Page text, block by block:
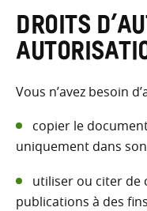
Droits
Vous n’avez besoin
copier le
uniquement dans
utiliser ou citer de
publications à des